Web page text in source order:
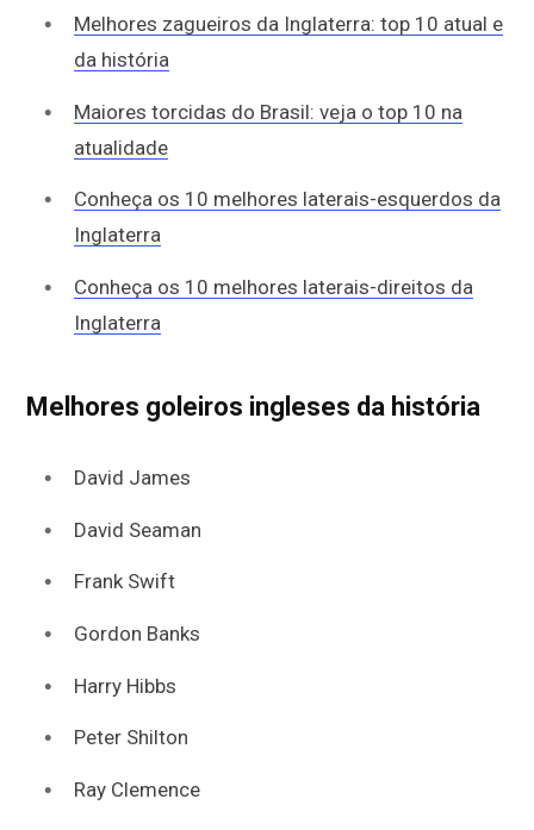
Melhores zagueiros da Inglaterra: top 10 atual e
da história
Maiores torcidas do Brasil: veja o top 10 na
atualidade
Conheça os 10 melhores laterais-esquerdos da
Inglaterra
Conheça os 10 melhores laterais-direitos da
Inglaterra
Melhores goleiros ingleses da história
David James
David Seaman
Frank Swift
Gordon Banks
Harry Hibbs
Peter Shilton
Ray Clemence